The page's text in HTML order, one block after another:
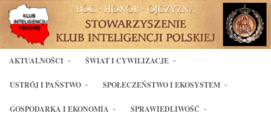
AKTUALNOŚCI ŚWIAT I CYWILIZACJE
USTRÓJ I PAŃSTWO SPOŁECZEŃSTWO I EKOSYSTEM
GOSPODARKA I EKONOMIA SPRAWIEDLIWOŚĆ